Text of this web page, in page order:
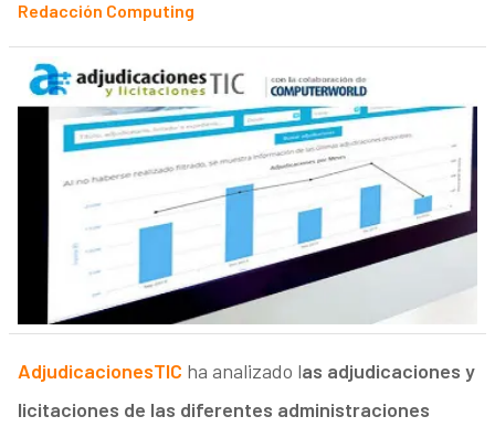
Redacción Computing
AdjudicacionesTIC ha analizado las adjudicaciones y
licitaciones de las diferentes administraciones